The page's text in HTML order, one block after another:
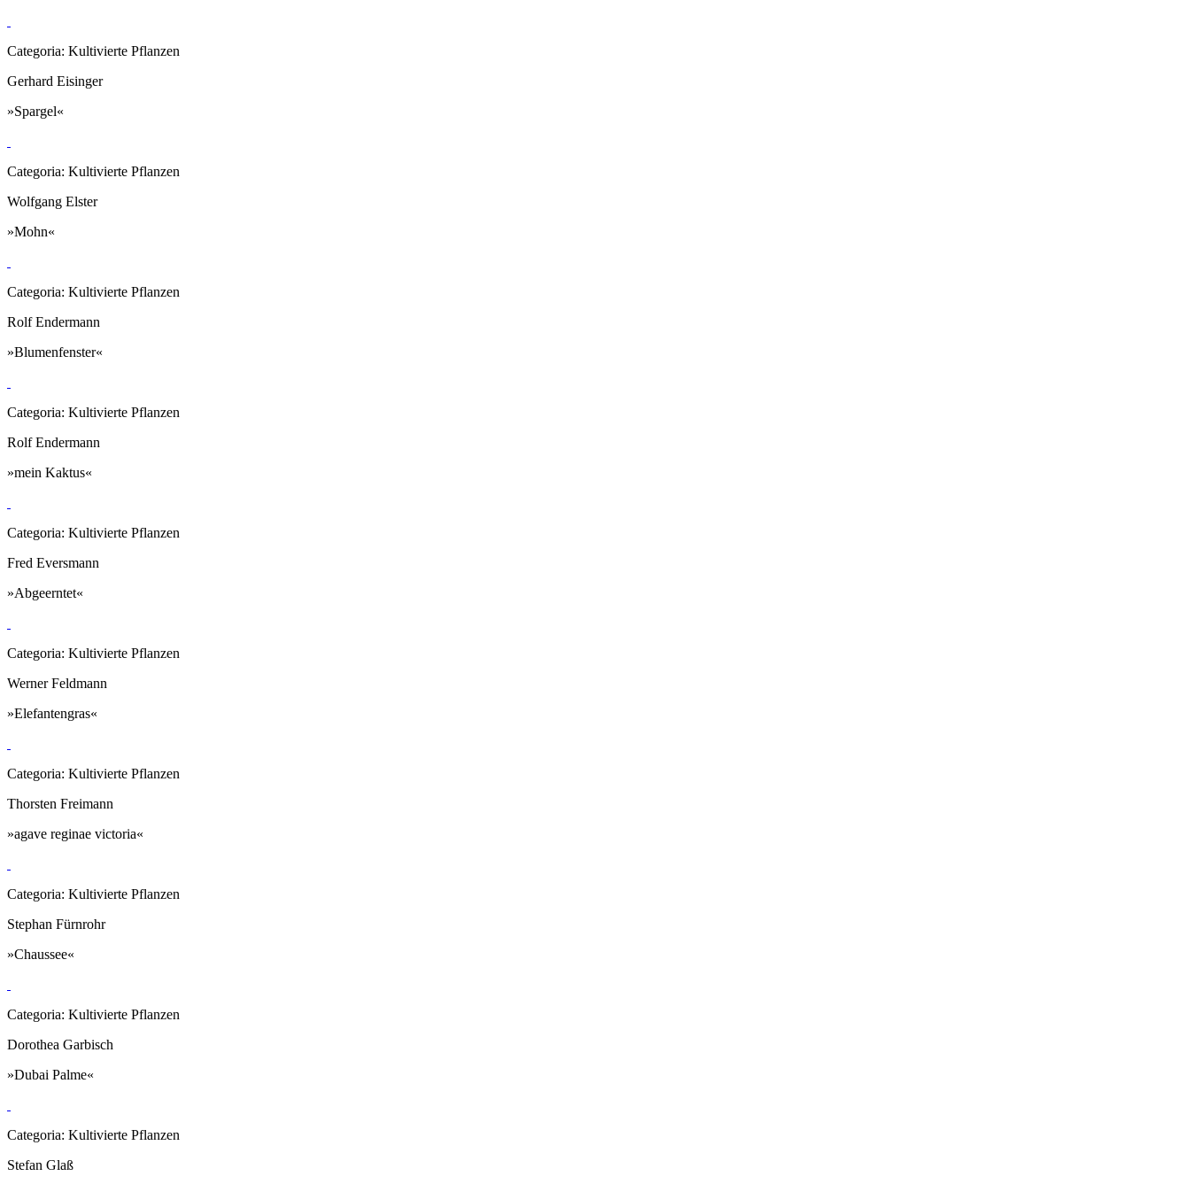
Categoria: Kultivierte Pflanzen
Gerhard Eisinger
»Spargel«
Categoria: Kultivierte Pflanzen
Wolfgang Elster
»Mohn«
Categoria: Kultivierte Pflanzen
Rolf Endermann
»Blumenfenster«
Categoria: Kultivierte Pflanzen
Rolf Endermann
»mein Kaktus«
Categoria: Kultivierte Pflanzen
Fred Eversmann
»Abgeerntet«
Categoria: Kultivierte Pflanzen
Werner Feldmann
»Elefantengras«
Categoria: Kultivierte Pflanzen
Thorsten Freimann
»agave reginae victoria«
Categoria: Kultivierte Pflanzen
Stephan Fürnrohr
»Chaussee«
Categoria: Kultivierte Pflanzen
Dorothea Garbisch
»Dubai Palme«
Categoria: Kultivierte Pflanzen
Stefan Glaß